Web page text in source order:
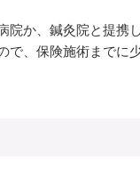
院か、鍼灸院と提携
で、保険施術までに